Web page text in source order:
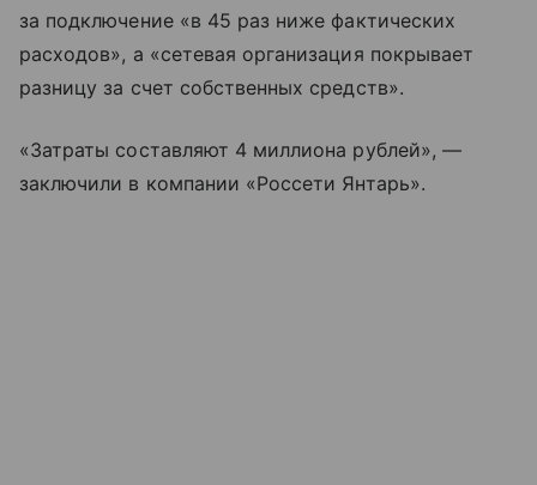
за подключение «в 45 раз ниже фактических
расходов», а «сетевая организация покрывает
разницу за счет собственных средств».
«Затраты составляют 4 миллиона рублей», —
заключили в компании «Россети Янтарь».